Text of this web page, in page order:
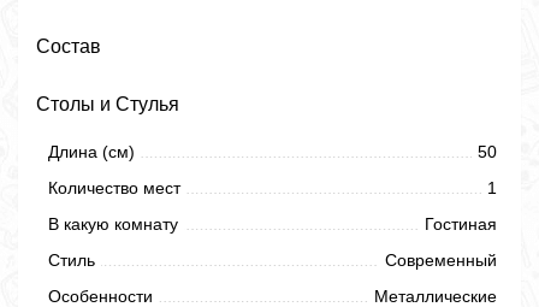
Состав
Столы и Стулья
Длина (см)
50
Количество мест
1
В какую комнату
Гостиная
Стиль
Современный
Особенности
Металлические